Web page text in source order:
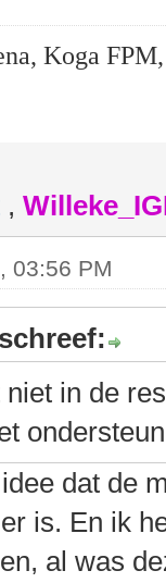
Koga
,
03:56 PM
in de
dat de
is. En ik
al was